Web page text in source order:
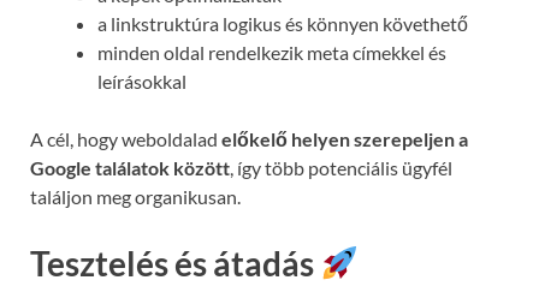
a linkstruktúra logikus és könnyen követhető
minden oldal rendelkezik meta címekkel és
leírásokkal
A cél, hogy weboldalad előkelő helyen szerepeljen a
Google találatok között, így több potenciális ügyfél
találjon meg organikusan.
Tesztelés és átadás